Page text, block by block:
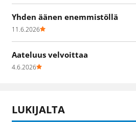
Yhden äänen enemmistöllä
11.6.2026
Aateluus velvoittaa
4.6.2026
LUKIJALTA